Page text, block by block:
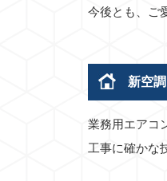
今後とも、ご
新空
業務用エアコ
工事に確かな